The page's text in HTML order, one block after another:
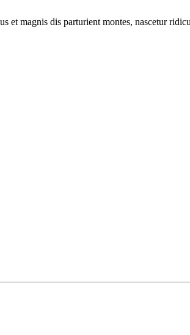
et magnis dis parturient montes, nascetur